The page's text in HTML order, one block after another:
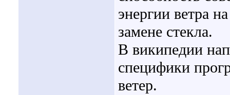
энергии ветра
замене стекла.
В википедии
специфики
ветер.